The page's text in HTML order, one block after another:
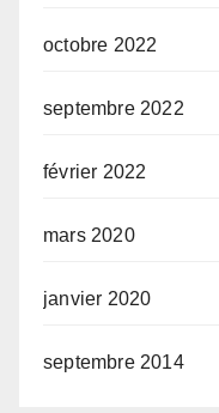
octobre 2022
septembre 2022
février 2022
mars 2020
janvier 2020
septembre 2014